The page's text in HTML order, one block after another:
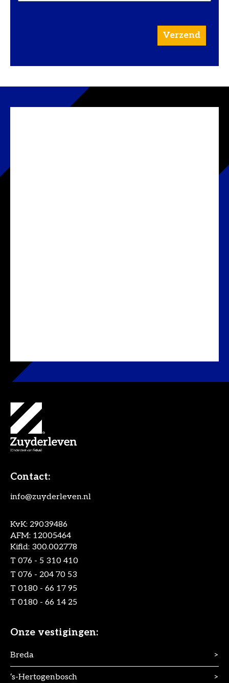
Contact:
info@zuyderleven.nl
KvK: 29039486
AFM: 12005464
Kifid: 300.002778
T 076 - 5 310 410
T 076 - 204 70 53
T 0180 - 66 17 95
T 0180 - 66 14 25
Onze vestigingen:
Breda >
‘s-Hertogenbosch >